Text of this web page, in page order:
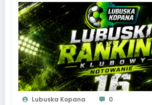
Lubuska Kopana 0